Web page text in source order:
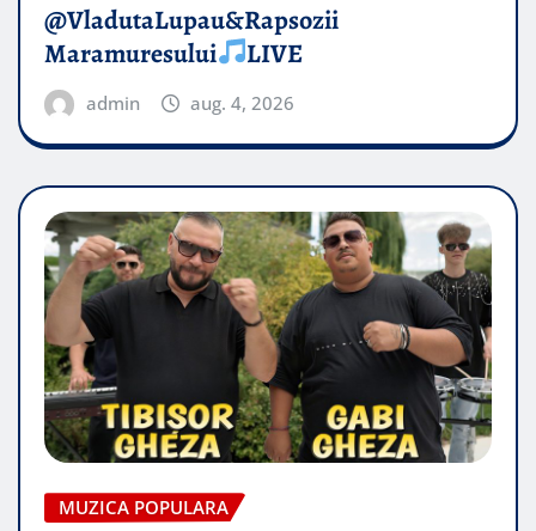
@VladutaLupau&Rapsozii
Maramuresului
LIVE
admin aug. 4, 2026
MUZICA POPULARA